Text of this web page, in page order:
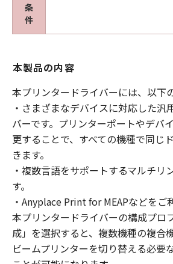
条
件
本製品の内容
本プリンタードライバーには、以下
・さまざまなデバイスに対応した汎
バーです。プリンターポートやデバ
更することで、すべての機種で同じ
きます。
・複数言語をサポートするマルチリ
す。
・Anyplace Print for MEAPなどをご
本プリンタードライバーの構成プロ
成」を選択すると、複数機種の複合
ビームプリンターを切り替える必要